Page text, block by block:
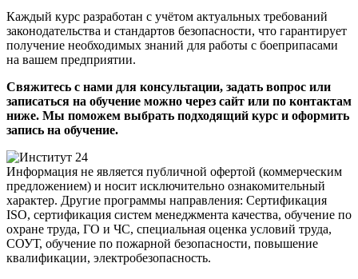
Каждый курс разработан с учётом актуальных требований
законодательства и стандартов безопасности, что гарантирует
получение необходимых знаний для работы с боеприпасами
на вашем предприятии.
Свяжитесь с нами для консультации, задать вопрос или
записаться на обучение можно через сайт или по контактам
ниже. Мы поможем выбрать подходящий курс и оформить
запись на обучение.
Информация не является публичной офертой (коммерческим
предложением) и носит исключительно ознакомительный
характер. Другие программы направления: Сертификация
ISO, сертификация систем менеджмента качества, обучение по
охране труда, ГО и ЧС, специальная оценка условий труда,
СОУТ, обучение по пожарной безопасности, повышение
квалификации, электробезопасность.